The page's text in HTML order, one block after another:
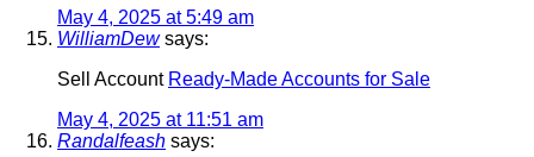
May 4, 2025 at 5:49 am
WilliamDew says:
Sell Account Ready-Made Accounts for Sale
May 4, 2025 at 11:51 am
Randalfeash says: